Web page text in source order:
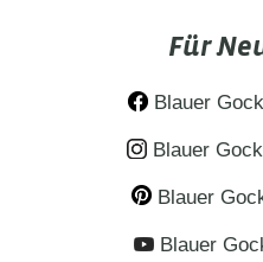
können Sie auch
Urlaub auf dem
Für
Blauer
Blauer
Blauer
Blauer